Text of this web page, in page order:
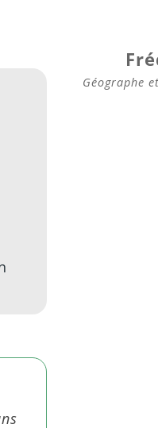
Géographe